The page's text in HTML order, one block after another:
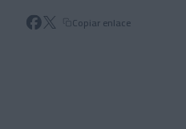
Copiar enlace